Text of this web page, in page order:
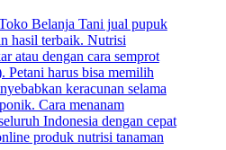
Belanja Tani jual pupuk
hasil terbaik. Nutrisi
atau dengan cara semprot
Petani harus bisa memilih
keracunan selama
Cara menanam
Indonesia dengan cepat
produk nutrisi tanaman